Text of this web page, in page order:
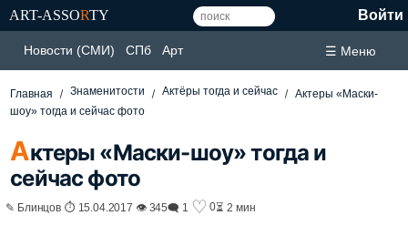
ART-ASSORTY Войти
Новости (СМИ) СПб Арт ☰ Меню
Главная Знаменитости Актёры тогда и сейчас
Актеры «Маски-
шоу» тогда и сейчас фото
Актеры «Маски-шоу» тогда и
сейчас фото
✎ Блинцов ⏱ 15.04.2017 👁 345🗨 1 ♡ 0⏳ 2 мин